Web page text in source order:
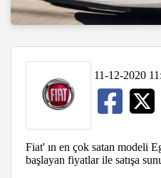
11-12-2020
Fiat' ın en çok satan modeli
başlayan fiyatlar ile satışa